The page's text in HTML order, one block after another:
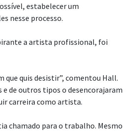
estabelecer um
nesse processo.
a artista profissional, foi
que quis desistir”, comentou Hall.
e de outros tipos o desencorajaram
carreira como artista.
chamado para o trabalho. Mesmo